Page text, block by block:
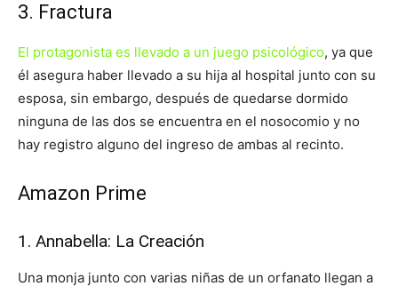
3. Fractura
El protagonista es llevado a un juego psicológico, ya que
él asegura haber llevado a su hija al hospital junto con su
esposa, sin embargo, después de quedarse dormido
ninguna de las dos se encuentra en el nosocomio y no
hay registro alguno del ingreso de ambas al recinto.
Amazon Prime
1. Annabella: La Creación
Una monja junto con varias niñas de un orfanato llegan a